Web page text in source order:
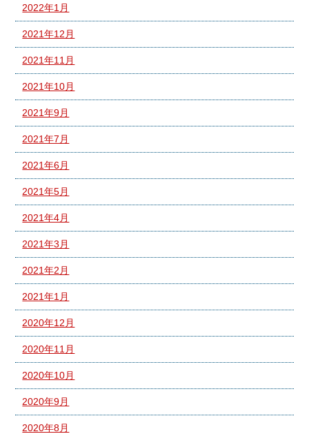
2022年1月
2021年12月
2021年11月
2021年10月
2021年9月
2021年7月
2021年6月
2021年5月
2021年4月
2021年3月
2021年2月
2021年1月
2020年12月
2020年11月
2020年10月
2020年9月
2020年8月